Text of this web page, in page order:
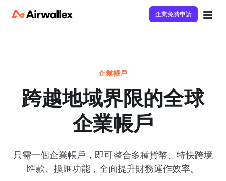
企業免費申請
企業帳戶
跨越地域界限的全球
企業帳戶
只需一個企業帳戶，即可整合多種貨幣、特快跨境
匯款、換匯功能，全面提升財務運作效率。